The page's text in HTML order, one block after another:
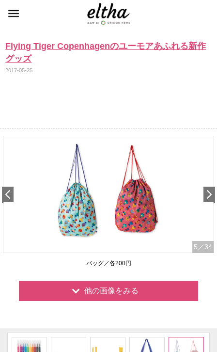
Flying Tiger Copenhagenのユーモアあふれる新作
グッズ
2017-05-25
5 ／34
バッグ／各200円
他の画像をみる